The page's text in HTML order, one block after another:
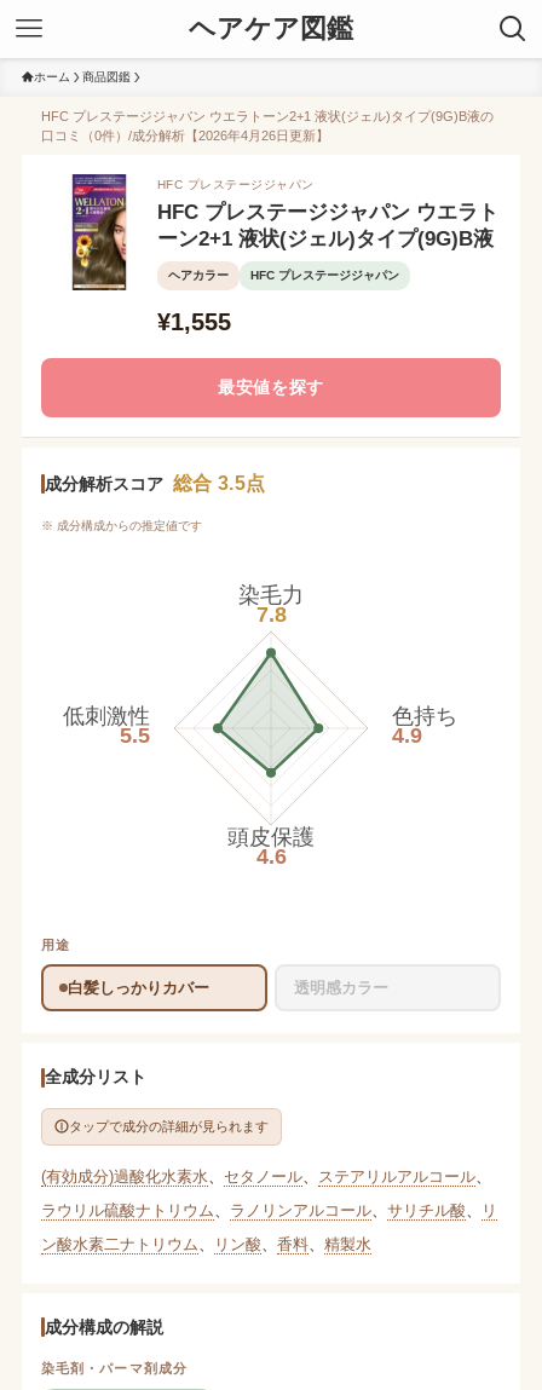
ヘアケア図鑑
ホーム 商品図鑑
HFC プレステージジャパン ウエラトーン2+1 液状(ジェル)タイプ(9G)B液の
口コミ（0件）/成分解析【2026年4月26日更新】
HFC プレステージジャパン
HFC プレステージジャパン ウエラト
ーン2+1 液状(ジェル)タイプ(9G)B液
ヘアカラー HFC プレステージジャパン
¥1,555
最安値を探す
成分解析スコア 総合 3.5点
※ 成分構成からの推定値です
染毛力
7.8
色持ち
4.9
頭皮保護
4.6
低刺激性
5.5
用途
白髪しっかりカバー 透明感カラー
全成分リスト
タップで成分の詳細が見られます
(有効成分)過酸化水素水 セタノール、 ステアリルアルコール、
ラウリル硫酸ナトリウム
ラノリンアルコール、 サリチル酸
リ
ン酸水素二ナトリウム
リン酸 香料、 精製水
成分構成の解説
染毛剤・パーマ剤成分